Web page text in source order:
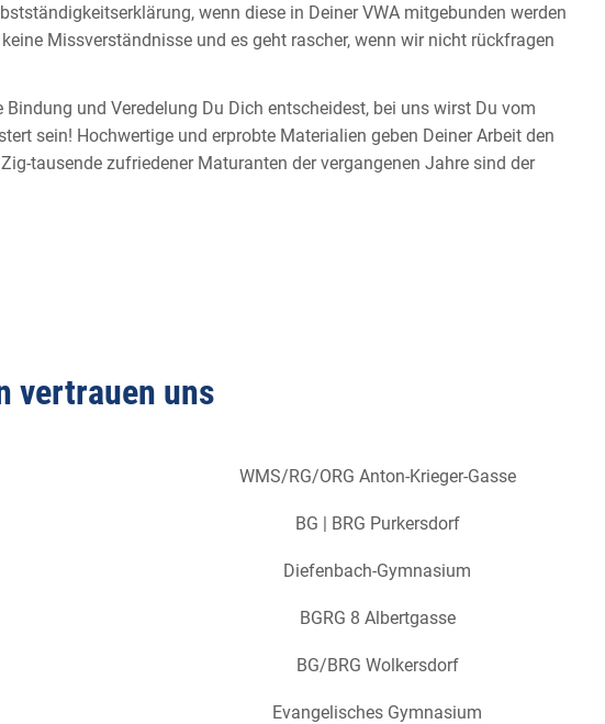
wenn diese in Deiner VWA mitgebunden werden
Missverständnisse und es geht rascher, wenn wir nicht rückfragen
Bindung und Veredelung Du Dich entscheidest, bei uns wirst Du vom
sein! Hochwertige und erprobte Materialien geben Deiner Arbeit den
tausende zufriedener Maturanten der vergangenen Jahre sind der
vertrauen uns
WMS/RG/ORG Anton-Krieger-Gasse
BG | BRG Purkersdorf
Diefenbach-Gymnasium
BGRG 8 Albertgasse
BG/BRG Wolkersdorf
Evangelisches Gymnasium